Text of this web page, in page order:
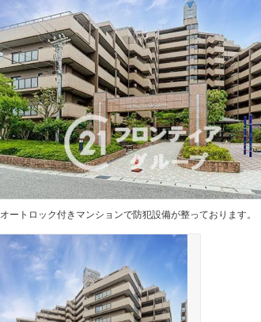
オートロック付きマンションで防犯設備が整っております。